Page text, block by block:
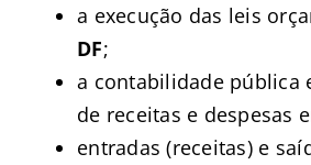
a execução das leis
DF;
a contabilidade pública
de receitas e despesas
entradas (receitas) e